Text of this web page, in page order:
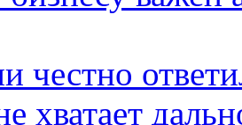
честно
хватает